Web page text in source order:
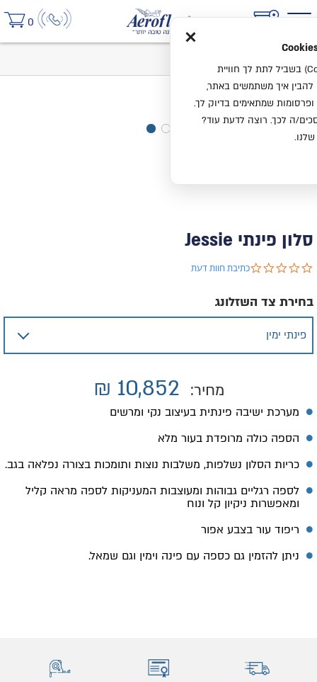
0
סלון פינתי Jessie
0.0 star rating
כתיבת חוות דעת
מערכת ישיבה פינתית בעיצוב נקי ומרשים
הספה כולה מרופדת בעור מלא
כריות הסלון נשלפות, משלבות נוצות ותומכות בצורה נפלאה בגב.
לספה רגליים גבוהות ומעוצבות המעניקות לספה מראה קליל
ומאפשרות ניקיון קל ונוח
ריפוד עור בצבע אפור
ניתן להזמין גם כספה עם פינה וימין וגם שמאל.
בחירת צד השזלונג
מחיר: 10,852
₪
×
אנחנו משתמשים בעוגיות (Cookies) בשביל לתת לך חוויית
להבין איך משתמשים באתר,
שמתאימים בדיוק לך.
ה לכך. רוצה לדעת עוד?